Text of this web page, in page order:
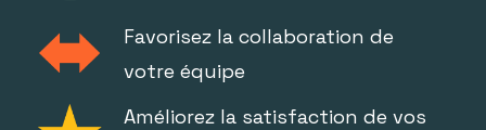
Favorisez la collaboration de
votre équipe
Améliorez la satisfaction de vos